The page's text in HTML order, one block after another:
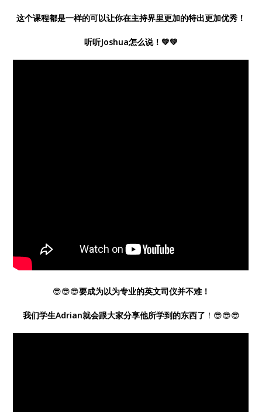
这个课程都是一样的可以让你在主持界里更加的特出更加优秀！
听听Joshua怎么说！💚💚
😎😎😎要成为以为专业的英文司仪并不难！
我们学生Adrian就会跟大家分享他所学到的东西了 ！😎😎😎